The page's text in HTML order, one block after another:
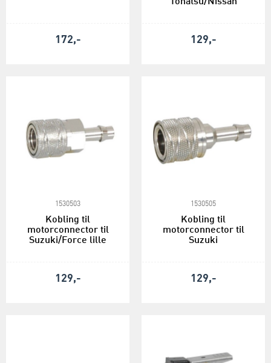
172,- 129,-
1530503
Kobling til
motorconnector til
Suzuki/Force lille
129,-
1530505
Kobling til
motorconnector til
Suzuki
129,-